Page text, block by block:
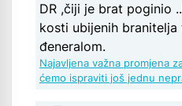
DR ,čiji je brat poginio
kosti ubijenih branitelja
đeneralom.
Najavljena važna promjena
ćemo ispraviti još jednu